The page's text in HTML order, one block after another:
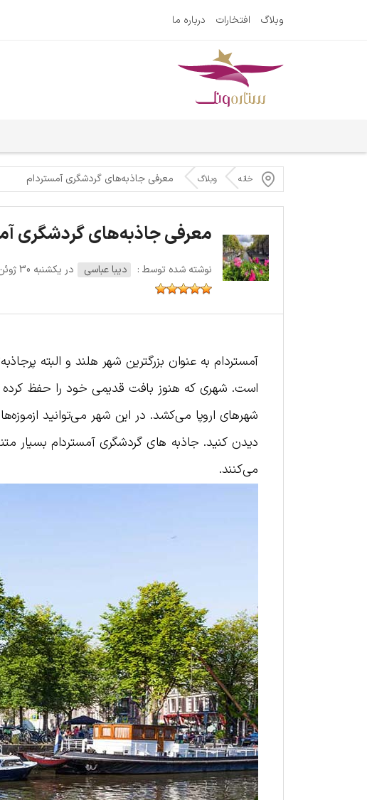
وبلاگ افتخارات درباره ما
خانه وبلاگ معرفی جاذبه‌های گردشگری آمستردام
معرفی جاذبه‌های گردشگری
نوشته شده توسط : دیبا عباسی در یکشنبه 30 ژوئن 2024
آمستردام به عنوان بزرگترین شهر هلند و البته
است. شهری که هنوز بافت قدیمی خود را حفظ کرده
شهرهای اروپا می‌کشد. در این شهر می‌توانید
دیدن کنید. جاذبه های گردشگری آمستردام بسیار
می‌کنند.